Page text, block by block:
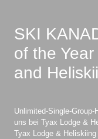
SKI
of the
and
Unlimited-Single-
uns bei Tyax Lodge &
Tyax Lodge &